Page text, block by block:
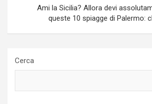
Ami la Sicilia? Allora devi
queste 10 spiagge di Palermo:
Cerca